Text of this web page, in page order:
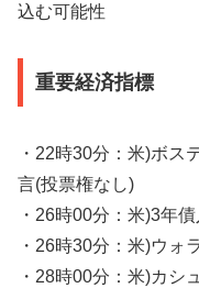
込む可能性
重要経済指標
・22時30分：米)ボス
言(投票権なし)
・26時00分：米)3年
・26時30分：米)ウォ
・28時00分：米)カシ